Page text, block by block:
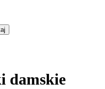
damskie